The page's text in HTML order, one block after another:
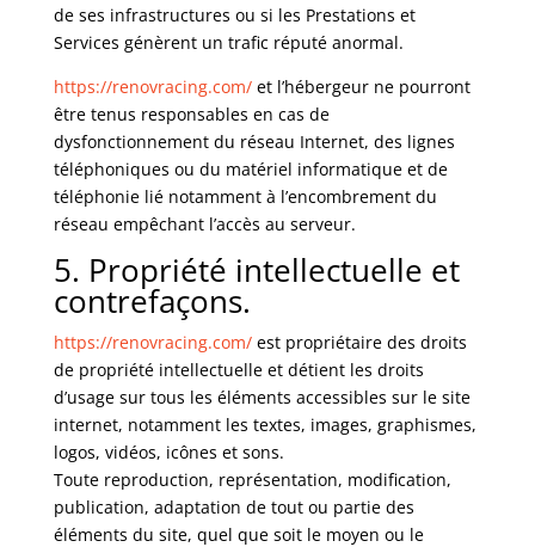
de ses infrastructures ou si les Prestations et
Services génèrent un trafic réputé anormal.
https://renovracing.com/et l’hébergeur ne pourront
être tenus responsables en cas de
dysfonctionnement du réseau Internet, des lignes
téléphoniques ou du matériel informatique et de
téléphonie lié notamment à l’encombrement du
réseau empêchant l’accès au serveur.
5. Propriété intellectuelle et
contrefaçons.
https://renovracing.com/est propriétaire des droits
de propriété intellectuelle et détient les droits
d’usage sur tous les éléments accessibles sur le site
internet, notamment les textes, images, graphismes,
logos, vidéos, icônes et sons.
Toute reproduction, représentation, modification,
publication, adaptation de tout ou partie des
éléments du site, quel que soit le moyen ou le